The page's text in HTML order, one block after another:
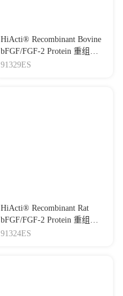
HiActi® Recombinant Bovine
bFGF/FGF-2 Protein 重组牛
碱性成纤维细胞生长因子
91329ES
HiActi® Recombinant Rat
bFGF/FGF-2 Protein 重组大
鼠碱性成纤维细胞生长因子
91324ES